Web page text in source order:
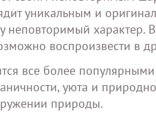
уникальным и
неповторимый характер.
воспроизвести в
все более
уюта и
природы.